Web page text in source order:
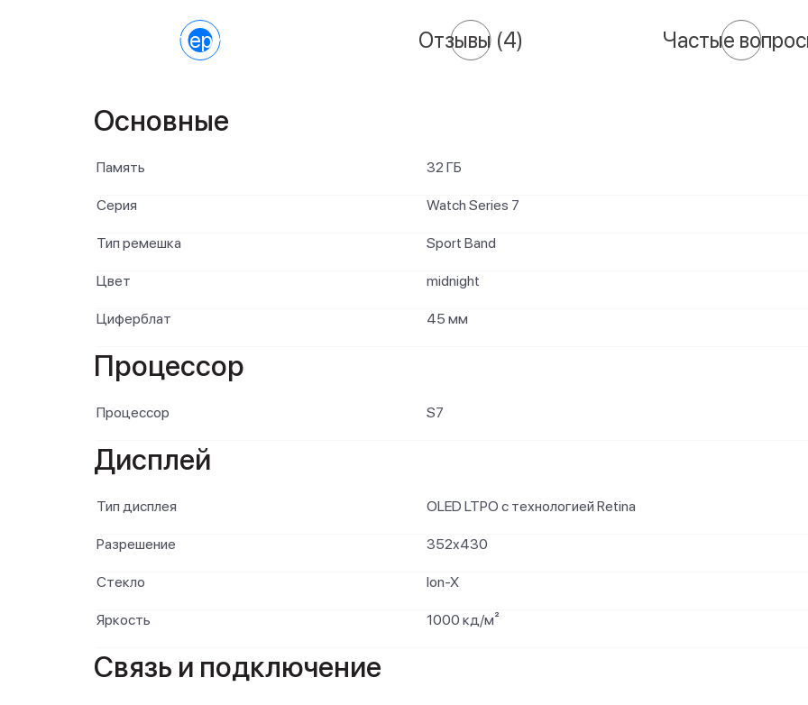
Характеристики Отзывы (4) Частые
Основные
Память 32 ГБ
Серия Watch Series 7
Тип ремешка Sport Band
Цвет midnight
Циферблат 45 мм
Процессор
Процессор S7
Дисплей
Тип дисплея OLED LTPO с технологией Retina
Разрешение 352x430
Стекло Ion-X
Яркость 1000 кд/ м²
Связь и подключение